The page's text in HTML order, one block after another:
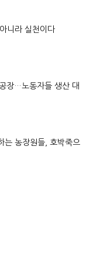
니라 실천이다
장…노동자들 생산 대
는 농장원들, 호박죽으